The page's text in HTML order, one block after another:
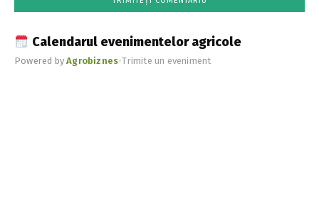
Calendarul evenimentelor agricole
Powered byAgrobiznes•Trimite un eveniment